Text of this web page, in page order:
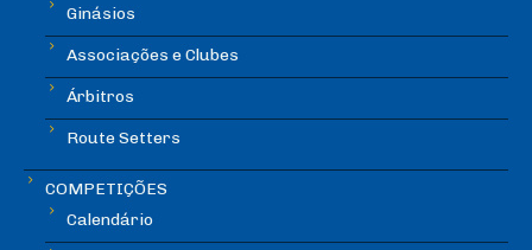
Ginásios
Associações e Clubes
Árbitros
Route Setters
COMPETIÇÕES
Calendário